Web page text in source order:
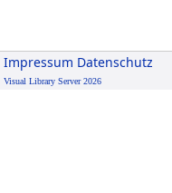
Impressum Datenschutz
Visual Library Server 2026